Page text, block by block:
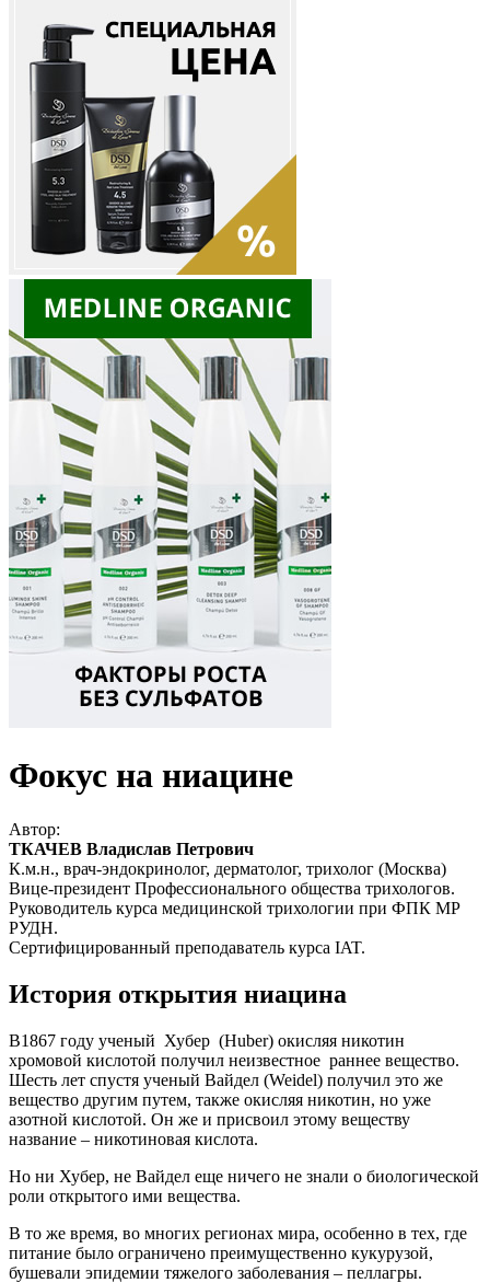
Фокус на ниацине
Автор:
ТКАЧЕВ Владислав Петрович
К.м.н., врач-эндокринолог, дерматолог, трихолог (Москва)
Вице-президент Профессионального общества трихологов.
Руководитель курса медицинской трихологии при ФПК МР
РУДН.
Сертифицированный преподаватель курса IAT.
История открытия ниацина
В1867 году ученый Хубер (Huber) окисляя никотин
хромовой кислотой получил неизвестное раннее вещество.
Шесть лет спустя ученый Вайдел (Weidel) получил это же
вещество другим путем, также окисляя никотин, но уже
азотной кислотой. Он же и присвоил этому веществу
название – никотиновая кислота.
Но ни Хубер, не Вайдел еще ничего не знали о биологической
роли открытого ими вещества.
В то же время, во многих регионах мира, особенно в тех, где
питание было ограничено преимущественно кукурузой,
бушевали эпидемии тяжелого заболевания – пеллагры.